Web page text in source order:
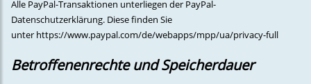
Alle PayPal-Transaktionen unterliegen der PayPal-
Datenschutzerklärung. Diese finden Sie
unter https://www.paypal.com/de/webapps/mpp/ua/privacy-full
Betroffenenrechte und Speicherdauer